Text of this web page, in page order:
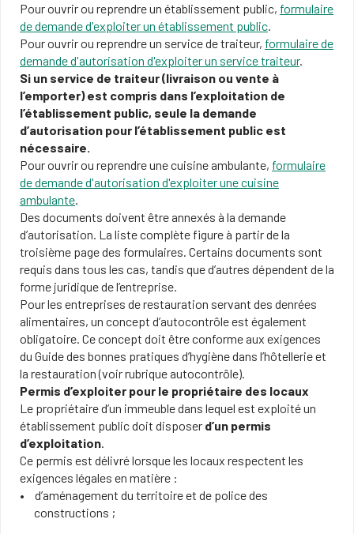
Pour ouvrir ou reprendre un établissement public, formulaire
de demande d'exploiter un établissement public.
Pour ouvrir ou reprendre un service de traiteur, formulaire de
demande d'autorisation d'exploiter un service traiteur.
Si un service de traiteur (livraison ou vente à
l’emporter) est compris dans l’exploitation de
l’établissement public, seule la demande
d’autorisation pour l’établissement public est
nécessaire.
Pour ouvrir ou reprendre une cuisine ambulante, formulaire
de demande d'autorisation d'exploiter une cuisine
ambulante.
Des documents doivent être annexés à la demande
d’autorisation. La liste complète figure à partir de la
troisième page des formulaires. Certains documents sont
requis dans tous les cas, tandis que d’autres dépendent de la
forme juridique de l’entreprise.
Pour les entreprises de restauration servant des denrées
alimentaires, un concept d’autocontrôle est également
obligatoire. Ce concept doit être conforme aux exigences
du Guide des bonnes pratiques d’hygiène dans l’hôtellerie et
la restauration (voir rubrique autocontrôle).
Permis d’exploiter pour le propriétaire des locaux
Le propriétaire d’un immeuble dans lequel est exploité un
établissement public doit disposer d’un permis
d’exploitation.
Ce permis est délivré lorsque les locaux respectent les
exigences légales en matière :
d’aménagement du territoire et de police des
constructions ;